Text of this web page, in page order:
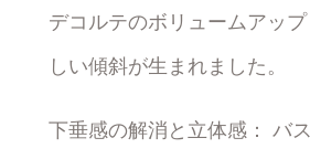
デコルテのボリュームアッ
しい傾斜が生まれました。
下垂感の解消と立体感： バ